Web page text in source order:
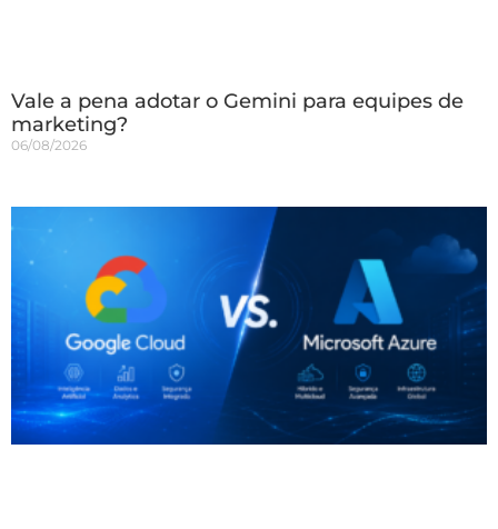
Vale a pena adotar o Gemini para equipes de
marketing?
06/08/2026